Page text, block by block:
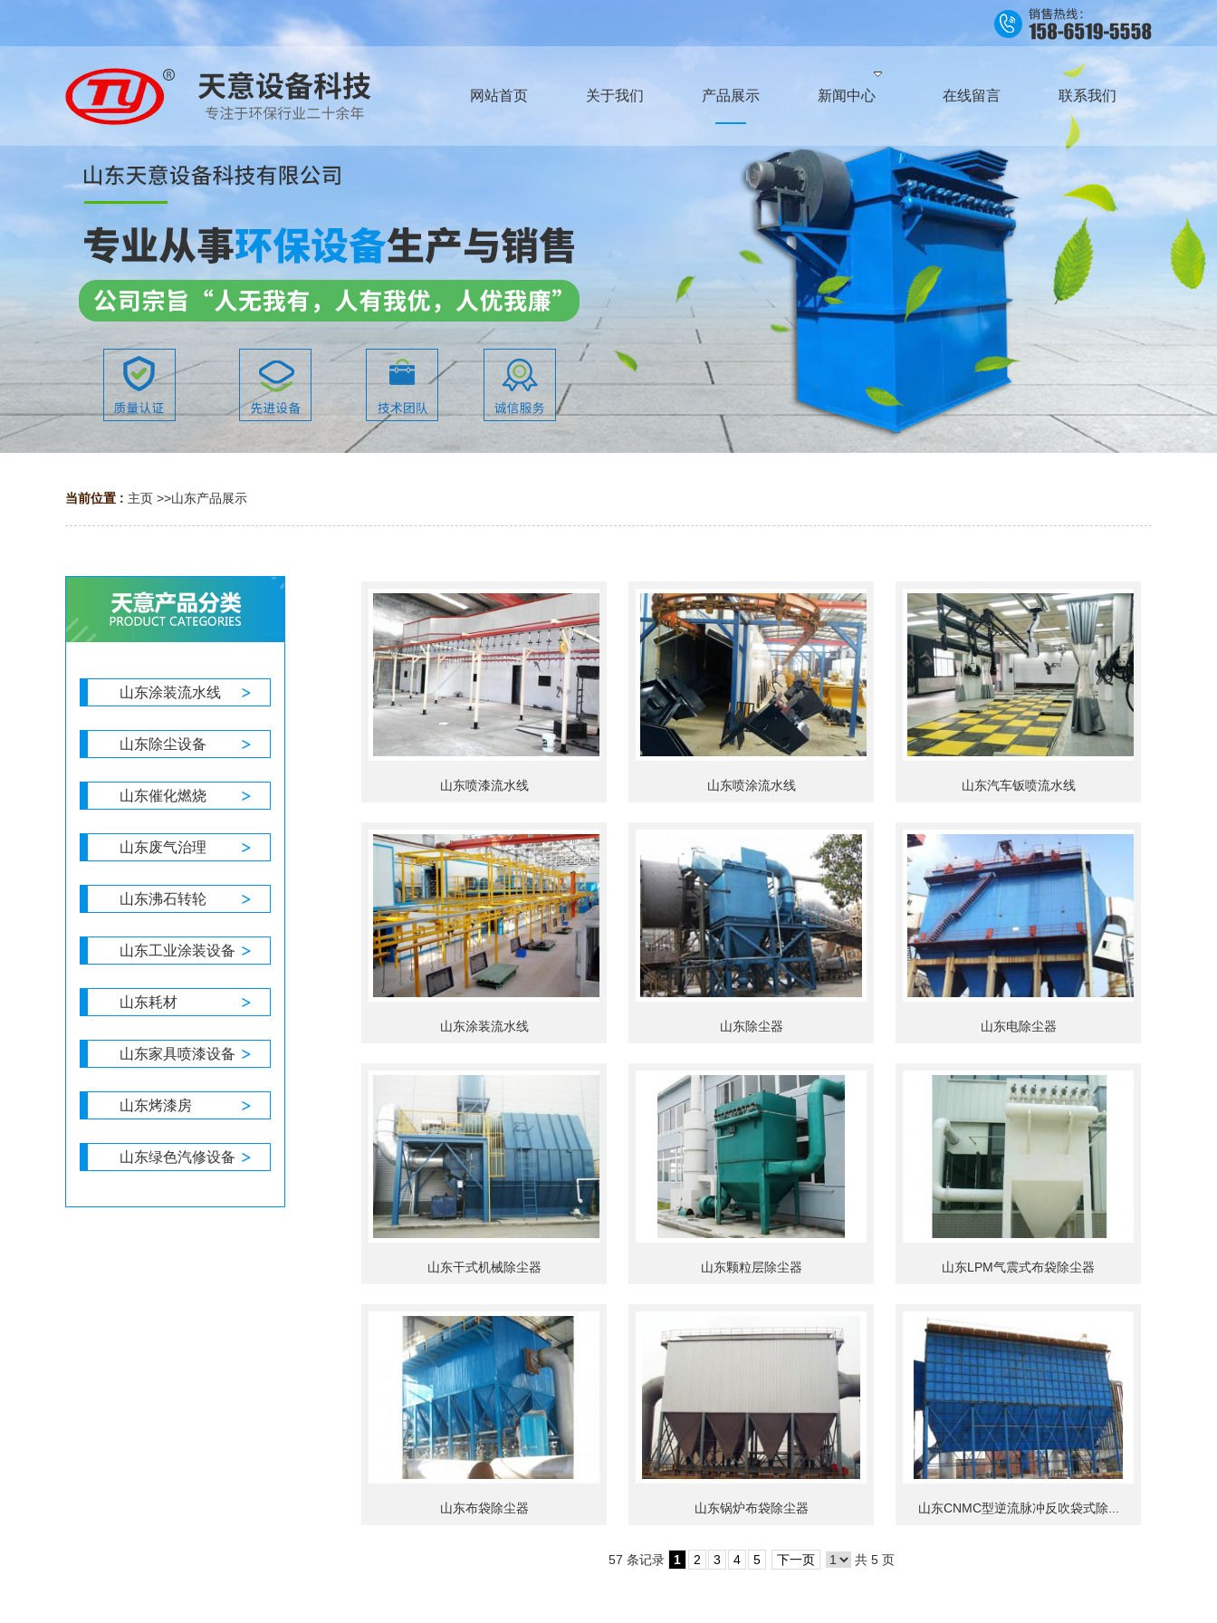
网站首页 关于我们 产品展示 新闻中心 在线留言 联系我们
当前位置 : 主页 >>山东产品展示
山东涂装流水线
山东除尘设备
山东催化燃烧
山东废气治理
山东沸石转轮
山东工业涂装设备
山东耗材
山东家具喷漆设备
山东烤漆房
山东绿色汽修设备
山东喷漆流水线 山东喷涂流水线 山东汽车钣喷流水线
山东涂装流水线 山东除尘器 山东电除尘器
山东干式机械除尘器 山东颗粒层除尘器 山东LPM气震式布袋除尘器
山东布袋除尘器 山东锅炉布袋除尘器 山东CNMC型逆流脉冲反吹袋式除...
57 条记录 1 2 3 4 5 下一页 共 5 页